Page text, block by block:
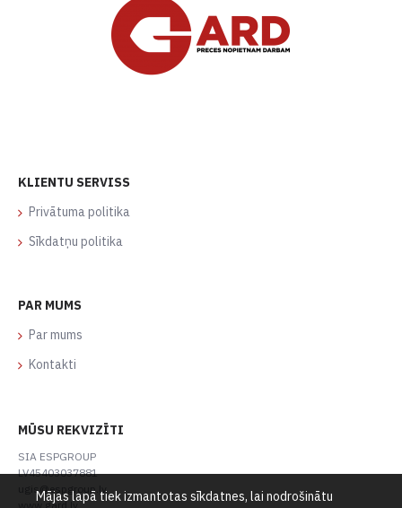
KLIENTU SERVISS
Privātuma politika
Sīkdatņu politika
PAR MUMS
Par mums
Kontakti
MŪSU REKVIZĪTI
SIA ESPGROUP
LV45403037881
ugis@espgroup.lv
www.gard.lv
Mājas lapā tiek izmantotas sīkdatnes, lai nodrošinātu